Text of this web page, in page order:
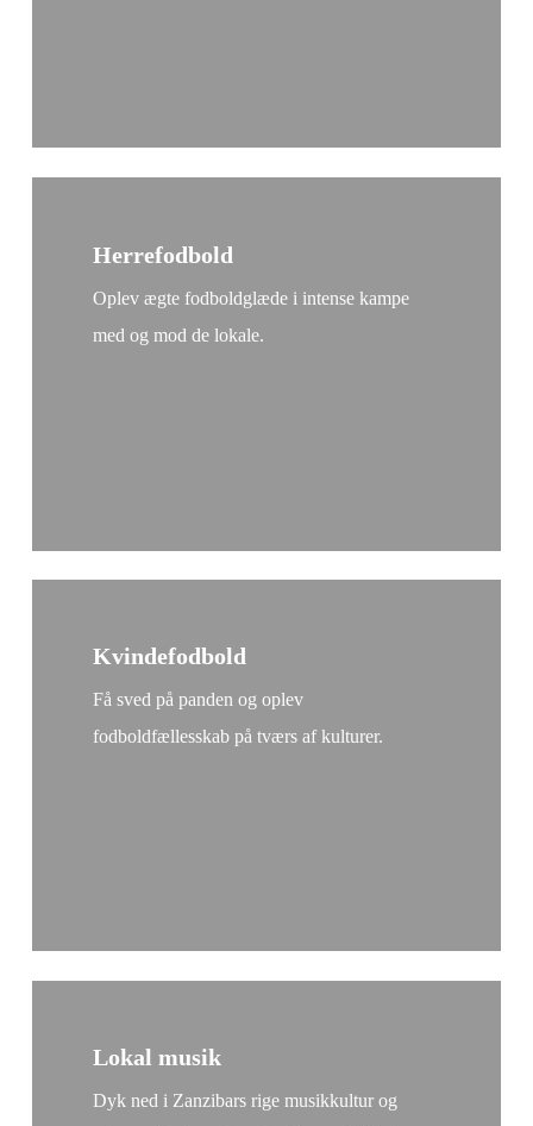
Herrefodbold
Oplev ægte fodboldglæde i intense kampe
med og mod de lokale.
Kvindefodbold
Få sved på panden og oplev
fodboldfællesskab på tværs af kulturer.
Lokal musik
Dyk ned i Zanzibars rige musikkultur og